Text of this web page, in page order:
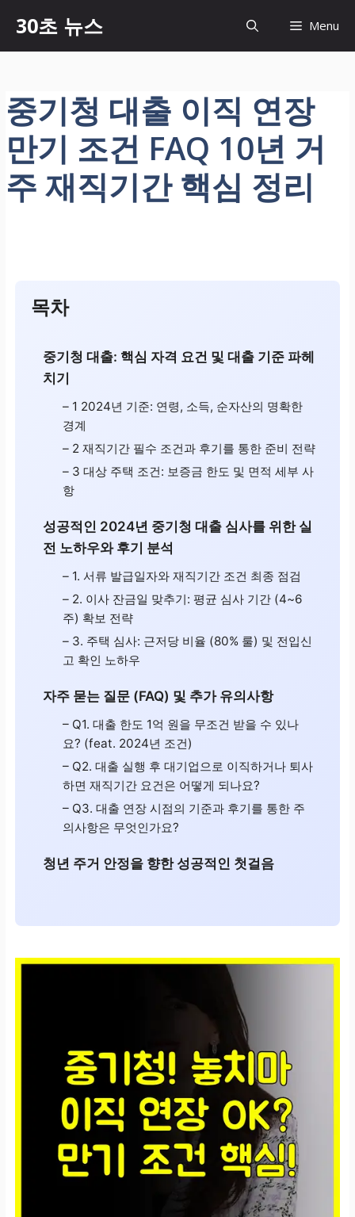
츠
너
뛰
기
30초 뉴스 Menu
중기청 대출 이직 연장
만기 조건 FAQ 10년 거
주 재직기간 핵심 정리
목차
중기청 대출: 핵심 자격 요건 및 대출 기준 파헤
치기
– 1 2024년 기준: 연령, 소득, 순자산의 명확한
경계
– 2 재직기간 필수 조건과 후기를 통한 준비 전략
– 3 대상 주택 조건: 보증금 한도 및 면적 세부 사
항
성공적인 2024년 중기청 대출 심사를 위한 실
전 노하우와 후기 분석
– 1. 서류 발급일자와 재직기간 조건 최종 점검
– 2. 이사 잔금일 맞추기: 평균 심사 기간 (4~6
주) 확보 전략
– 3. 주택 심사: 근저당 비율 (80% 룰) 및 전입신
고 확인 노하우
자주 묻는 질문 (FAQ) 및 추가 유의사항
– Q1. 대출 한도 1억 원을 무조건 받을 수 있나
요? (feat. 2024년 조건)
– Q2. 대출 실행 후 대기업으로 이직하거나 퇴사
하면 재직기간 요건은 어떻게 되나요?
– Q3. 대출 연장 시점의 기준과 후기를 통한 주
의사항은 무엇인가요?
청년 주거 안정을 향한 성공적인 첫걸음